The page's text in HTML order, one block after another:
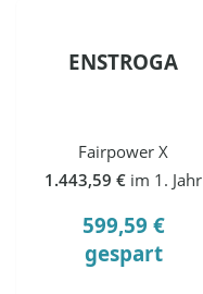
ENSTROGA
Fairpower X
1.443,59 € im 1. Jahr
599,59 €
gespart